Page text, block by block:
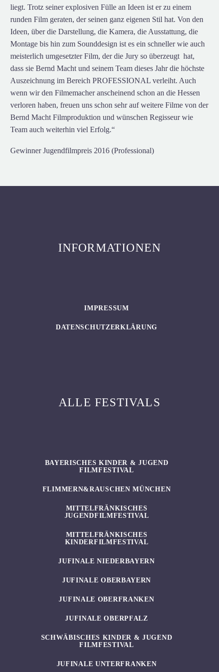
liegt. Trotz seiner explosiven Fülle an Ideen ist er zu einem
runden Film geraten, der seinen ganz eigenen Stil hat. Von den
Ideen, über die Darstellung, die Kamera, die Ausstattung, die
Montage bis hin zum Sounddesign ist es ein schneller wie auch
meisterlich umgesetzter Film, der die Jury so überzeugt hat,
dass sie Bernd Macht und seinem Team dieses Jahr die höchste
Auszeichnung im Bereich PROFESSIONAL verleiht. Auch
wenn wir den Filmemacher anscheinend schon an die Hessen
verloren haben, freuen uns schon sehr auf weitere Filme von der
Bernd Macht Filmproduktion und wünschen Regisseur wie
Team auch weiterhin viel Erfolg.“
Gewinner Jugendfilmpreis 2016 (Professional)
INFORMATIONEN
IMPRESSUM
DATENSCHUTZERKLÄRUNG
ALLE FESTIVALS
BAYERISCHES KINDER & JUGEND
FILMFESTIVAL
FLIMMERN&RAUSCHEN MÜNCHEN
MITTELFRÄNKISCHES
JUGENDFILMFESTIVAL
MITTELFRÄNKISCHES
KINDERFILMFESTIVAL
JUFINALE NIEDERBAYERN
JUFINALE OBERBAYERN
JUFINALE OBERFRANKEN
JUFINALE OBERPFALZ
SCHWÄBISCHES KINDER & JUGEND
FILMFESTIVAL
JUFINALE UNTERFRANKEN